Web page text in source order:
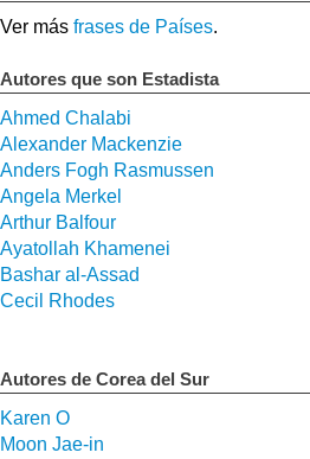
Ver más frases de Países.
Autores que son Estadista
Ahmed Chalabi
Alexander Mackenzie
Anders Fogh Rasmussen
Angela Merkel
Arthur Balfour
Ayatollah Khamenei
Bashar al-Assad
Cecil Rhodes
Autores de Corea del Sur
Karen O
Moon Jae-in